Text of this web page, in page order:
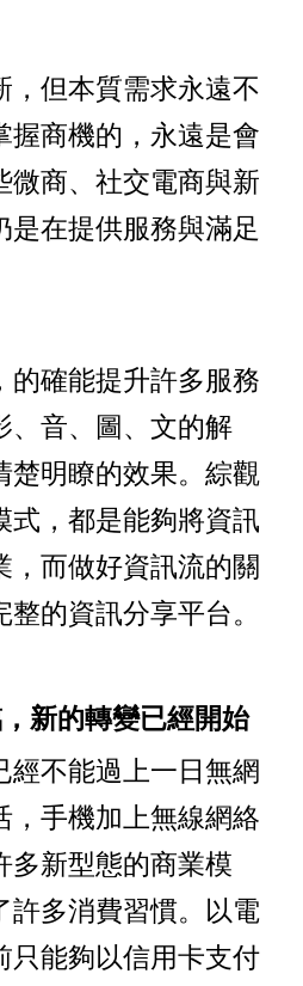
，但本質需求永遠不
握商機的，永遠是會
微商、社交電商與新
是在提供服務與滿足
的確能提升許多服務
、音、圖、文的解
楚明瞭的效果。綜觀
式，都是能夠將資訊
，而做好資訊流的關
的資訊分享平台。
新的轉變已經開始
經不能過上一日無網
，手機加上無線網絡
多新型態的商業模
許多消費習慣。以電
只能夠以信用卡支付